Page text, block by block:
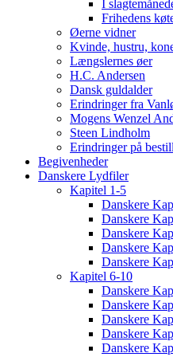
I
Frihedens
Øerne vidner
Kvinde, hustru,
Længslernes øer
H.C. Andersen
Dansk guldalder
Erindringer fra
Mogens Wenzel
Steen Lindholm
Erindringer på
Begivenheder
Danskere Lydfiler
Kapitel 1-5
Danskere
Danskere
Danskere
Danskere
Danskere
Kapitel 6-10
Danskere
Danskere
Danskere
Danskere
Danskere